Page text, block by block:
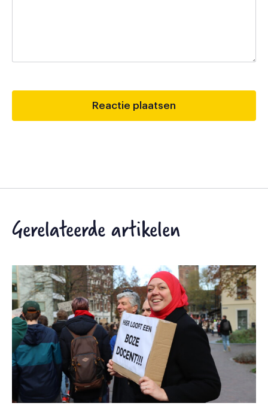
Gerelateerde artikelen